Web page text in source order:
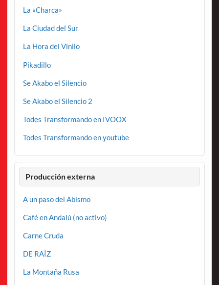
La «Charca»
La Ciudad del Sur
La Hora del Vinilo
Pikadillo
Se Akabo el Silencio
Se Akabo el Silencio 2
Todes Transformando en IVOOX
Todes Transformando en youtube
Producción externa
A un paso del Abismo
Café en Andalú (no activo)
Carne Cruda
DE RAÍZ
La Montaña Rusa